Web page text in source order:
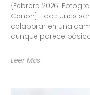
{Febrero 2026.
Canon} Hace unas
colaborar en una
aunque parece
Leer Más